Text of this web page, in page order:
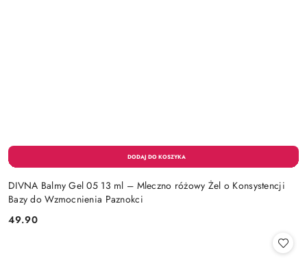
DIVNA Balmy Gel 05 13 ml – Mleczno różowy Żel o Konsystencji
Bazy do Wzmocnienia Paznokci
Cena:
49.90